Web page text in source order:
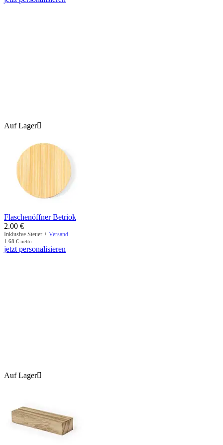
Auf Lager
Flaschenöffner Betriok
2.00 €
Inklusive Steuer + Versand
1.68 € netto
jetzt personalisieren
Auf Lager